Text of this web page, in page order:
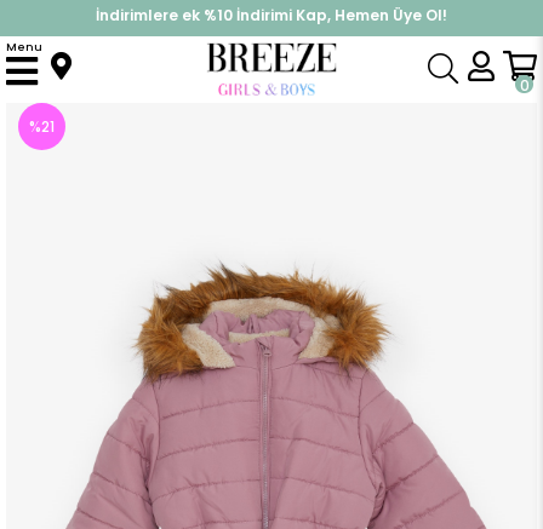
%30 Sepette Yaz İndirimi, Hemen Al!
İndirimlere ek %10 İndirimi Kap, Hemen Üye Ol!
0
Menu
Anasayfa Üst Giyim Mont
%21